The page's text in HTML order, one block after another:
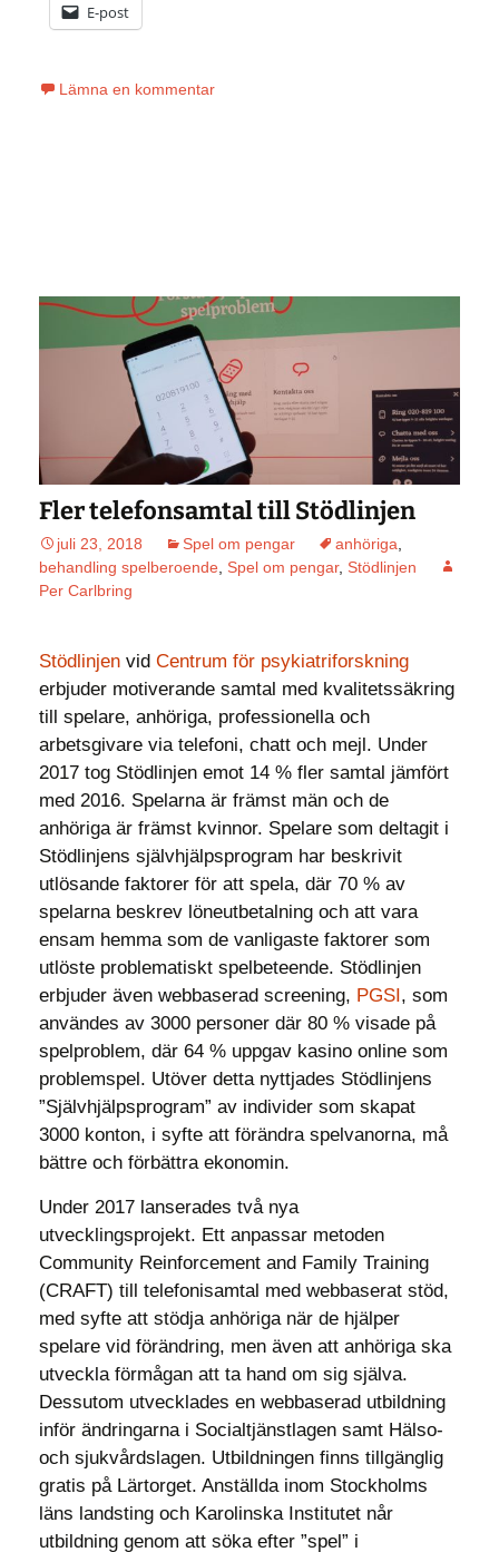
E-post
Lämna en kommentar
Fler telefonsamtal till Stödlinjen
juli 23, 2018 Spel om pengar anhöriga
behandling spelberoende Spel om pengar, Stödlinjen
Per Carlbring
Stödlinjen vid Centrum för psykiatriforskning
erbjuder motiverande samtal med kvalitetssäkring
till spelare, anhöriga, professionella och
arbetsgivare via telefoni, chatt och mejl. Under
2017 tog Stödlinjen emot 14 % fler samtal jämfört
med 2016. Spelarna är främst män och de
anhöriga är främst kvinnor. Spelare som deltagit i
Stödlinjens självhjälpsprogram har beskrivit
utlösande faktorer för att spela, där 70 % av
spelarna beskrev löneutbetalning och att vara
ensam hemma som de vanligaste faktorer som
utlöste problematiskt spelbeteende. Stödlinjen
erbjuder även webbaserad screening, PGSI, som
användes av 3000 personer där 80 % visade på
spelproblem, där 64 % uppgav kasino online som
problemspel. Utöver detta nyttjades Stödlinjens
”Självhjälpsprogram” av individer som skapat
3000 konton, i syfte att förändra spelvanorna, må
bättre och förbättra ekonomin.
Under 2017 lanserades två nya
utvecklingsprojekt. Ett anpassar metoden
Community Reinforcement and Family Training
(CRAFT) till telefonisamtal med webbaserat stöd,
med syfte att stödja anhöriga när de hjälper
spelare vid förändring, men även att anhöriga ska
utveckla förmågan att ta hand om sig själva.
Dessutom utvecklades en webbaserad utbildning
inför ändringarna i Socialtjänstlagen samt Hälso-
och sjukvårdslagen. Utbildningen finns tillgänglig
gratis på Lärtorget. Anställda inom Stockholms
läns landsting och Karolinska Institutet når
utbildning genom att söka efter ”spel” i